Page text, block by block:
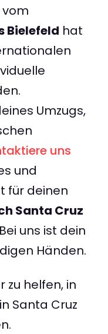
Bielefeld hat
Umzugs,
uns
und
für deinen
Santa Cruz
uns ist dein
Händen.
zu helfen, in
Santa Cruz